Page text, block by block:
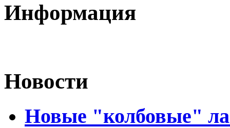
Информация
Новости
Новые "колбовые"